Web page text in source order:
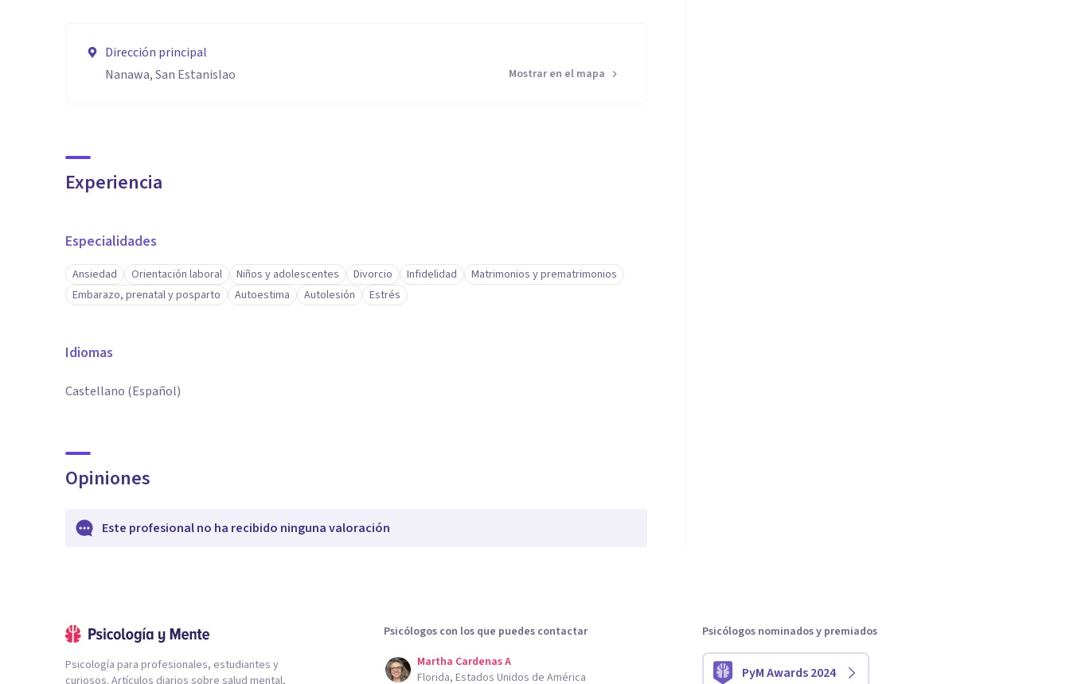
Dirección principal
Nanawa, San Estanislao
Mostrar en el mapa
Experiencia
Especialidades
Ansiedad Orientación laboral Niños y adolescentes Divorcio Infidelidad
Matrimonios y prematrimonios
Embarazo, prenatal y posparto
Autoestima Autolesión Estrés
Idiomas
Castellano (Español)
Opiniones
Este profesional no ha recibido ninguna valoración
Psicología para profesionales, estudiantes y
curiosos. Artículos diarios sobre salud mental,
Psicólogos con los que puedes contactar
Martha Cardenas A
Florida, Estados Unidos de América
Psicólogos nominados y premiados
PyM Awards 2024